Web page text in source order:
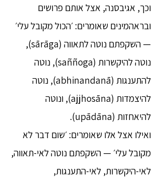
וכך, אגיבסנה, אצל אותם פרושים
ובראהמינים שאומרים: ׳הכול מקובל עלי׳
— השקפתם נוטה לתאווה (sārāga),
נוטה להיקשרות (saññoga), נוטה
להתענגות (abhinandanā), נוטה
להיצמדות (ajjhosāna), ונוטה
להיאחזות (upādāna).
ואילו אצל אלו שאומרים: ׳שום דבר לא
מקובל עלי׳ — השקפתם נוטה לאי-תאווה,
לאי-היקשרות, לאי-התענגות,